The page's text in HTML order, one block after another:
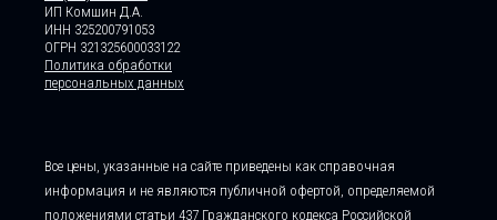
ИП Комшин Д.А.
ИНН 325200791053
ОГРН 321325600033122
Политика обработки
персональных данных
Все цены, указанные на сайте приведены как справочная
информация и не являются публичной офертой, определяемой
положениями статьи 437 Гражданского кодекса Российской